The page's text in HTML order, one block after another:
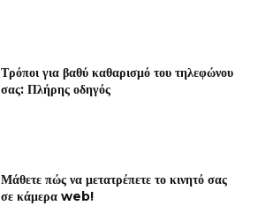
Τρόποι για βαθύ καθαρισμό του τηλεφώνου
σας: Πλήρης οδηγός
Μάθετε πώς να μετατρέπετε το κινητό σας
σε κάμερα web!